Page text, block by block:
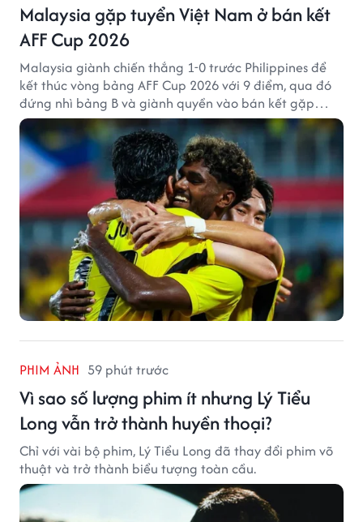
Malaysia gặp tuyển Việt Nam ở bán kết
AFF Cup 2026
Malaysia giành chiến thắng 1-0 trước Philippines để
kết thúc vòng bảng AFF Cup 2026 với 9 điểm, qua đó
đứng nhì bảng B và giành quyền vào bán kết gặp
tuyển Việt Nam.
PHIM ẢNH 59 phút trước
Vì sao số lượng phim ít nhưng Lý Tiểu
Long vẫn trở thành huyền thoại?
Chỉ với vài bộ phim, Lý Tiểu Long đã thay đổi phim võ
thuật và trở thành biểu tượng toàn cầu.